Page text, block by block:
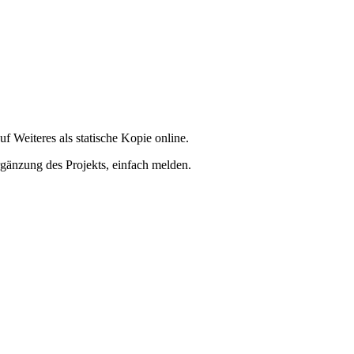
Weiteres als statische Kopie online.
des Projekts, einfach melden.